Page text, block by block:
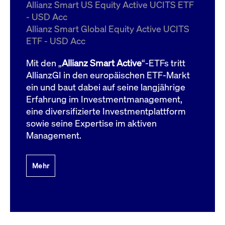
Allianz Smart US Equity Active UCITS ETF
- USD Acc
Allianz Smart Global Equity Active UCITS
ETF - USD Acc
Mit den „Allianz Smart Active“-ETFs tritt
AllianzGI in den europäischen ETF-Markt
ein und baut dabei auf seine langjährige
Erfahrung im Investmentmanagement,
eine diversifizierte Investmentplattform
sowie seine Expertise im aktiven
Management.
Mehr
ApplicationGatewayAffinityCORS
boerse.com
Domain
bis